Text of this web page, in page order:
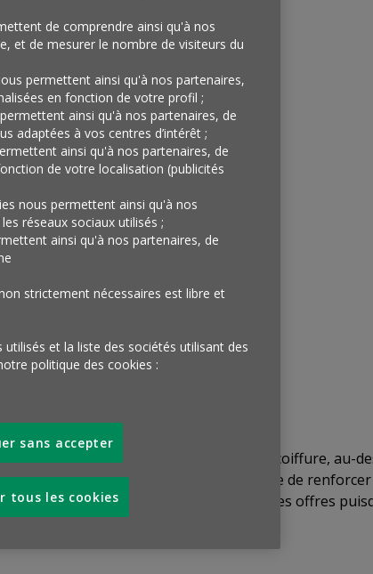
récemment ouvert à Paris un salon de coiffure, au-
produits. Une manière pour la marque de renforcer
aussi de faire découvrir ou redécouvrir ses offres
de comprendre ainsi qu'à nos
et de mesurer le nombre de visiteurs du
permettent ainsi qu'à nos partenaires,
en fonction de votre profil ;
ainsi qu'à nos partenaires, de
adaptées à vos centres d’intérêt ;
ainsi qu'à nos partenaires, de
de votre localisation (publicités
nous permettent ainsi qu'à nos
réseaux sociaux utilisés ;
ainsi qu'à nos partenaires, de
strictement nécessaires est libre et
et la liste des sociétés utilisant des
politique des cookies :
sans accepter
tous les cookies